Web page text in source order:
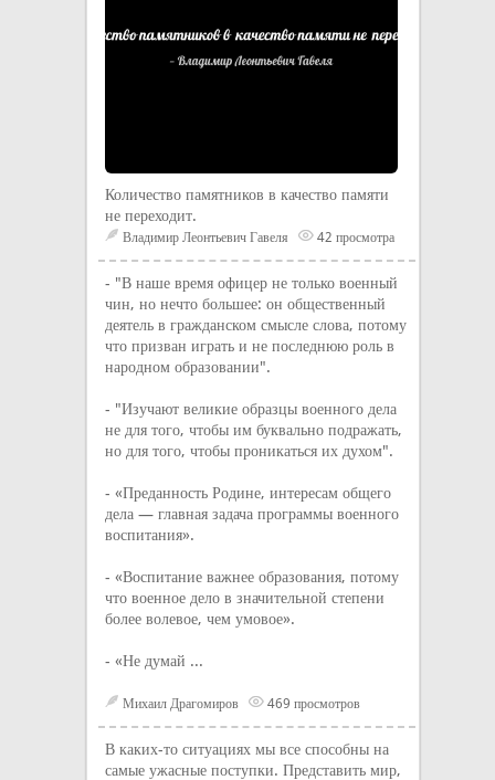
Количество памятников в качество памяти
не переходит.
Владимир Леонтьевич Гавеля 42 просмотра
- "В наше время офицер не только военный
чин, но нечто большее: он общественный
деятель в гражданском смысле слова, потому
что призван играть и не последнюю роль в
народном образовании".
- "Изучают великие образцы военного дела
не для того, чтобы им буквально подражать,
но для того, чтобы проникаться их духом".
- «Преданность Родине, интересам общего
дела — главная задача программы военного
воспитания».
- «Воспитание важнее образования, потому
что военное дело в значительной степени
более волевое, чем умовое».
- «Не думай ...
Михаил Драгомиров 469 просмотров
В каких-то ситуациях мы все способны на
самые ужасные поступки. Представить мир,